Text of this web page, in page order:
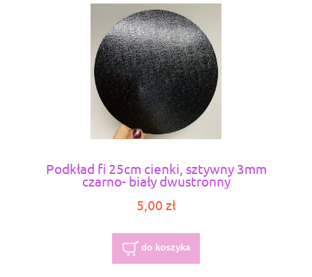
Podkład fi 25cm cienki, sztywny 3mm
czarno- biały dwustronny
5,00 zł
do koszyka